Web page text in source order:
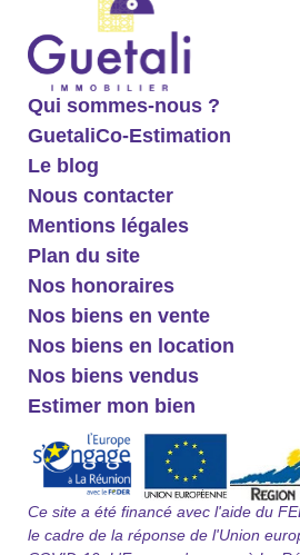
Qui sommes-nous ?
GuetaliCo-Estimation
Le blog
Nous contacter
Mentions légales
Plan du site
Nos honoraires
Nos biens en vente
Nos biens en location
Nos biens vendus
Estimer mon bien
Ce site a été financé avec l'aide du
le cadre de la réponse de l'Union